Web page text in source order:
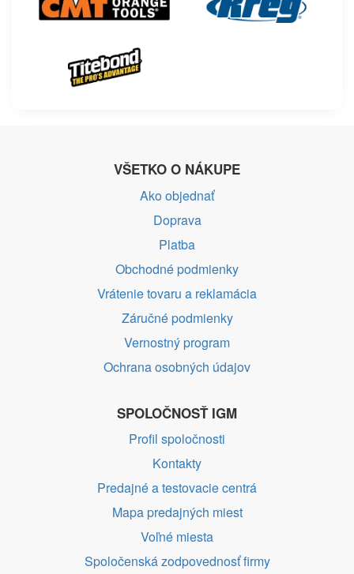
VŠETKO O NÁKUPE
Ako objednať
Doprava
Platba
Obchodné podmienky
Vrátenie tovaru a reklamácia
Záručné podmienky
Vernostný program
Ochrana osobných údajov
SPOLOČNOSŤ IGM
Profil spoločnosti
Kontakty
Predajné a testovacie centrá
Mapa predajných miest
Voľné miesta
Spoločenská zodpovednosť firmy